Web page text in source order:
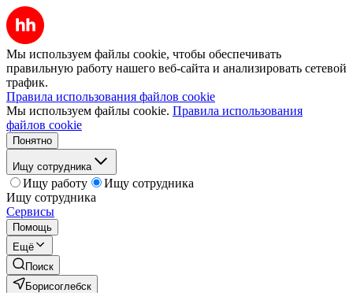
Мы используем файлы cookie, чтобы обеспечивать
правильную работу нашего веб-сайта и анализировать сетевой
трафик.
Правила использования файлов cookie
Мы используем файлы cookie. Правила использования
файлов cookie
Понятно
Ищу сотрудника
Ищу работу
Ищу сотрудника
Ищу сотрудника
Сервисы
Помощь
Ещё
Поиск
Борисоглебск